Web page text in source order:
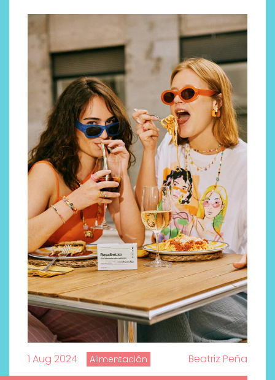
1 Aug 2024 Alimentación Beatriz Peña